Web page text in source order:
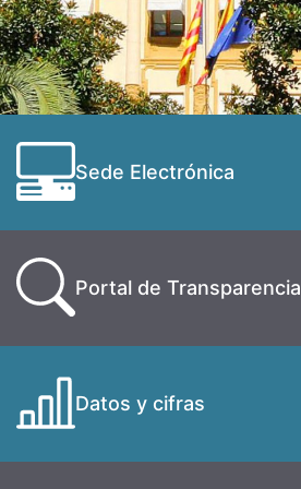
Sede Electrónica
Portal de Transparencia
Datos y cifras